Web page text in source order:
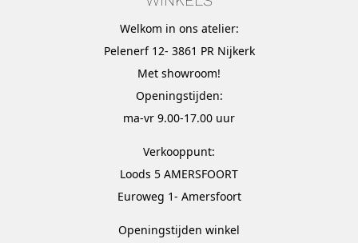
Welkom in ons atelier:
Pelenerf 12- 3861 PR Nijkerk
Met showroom!
Openingstijden:
ma-vr 9.00-17.00 uur
Verkooppunt:
Loods 5 AMERSFOORT
Euroweg 1- Amersfoort
Openingstijden winkel